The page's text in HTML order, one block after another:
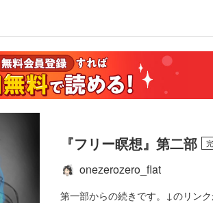
『フリー瞑想』第二部
onezerozero_flat
第一部からの続きです。
↓のリン